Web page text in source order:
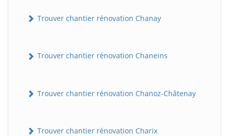
Trouver chantier rénovation Chanay
Trouver chantier rénovation Chaneins
Trouver chantier rénovation Chanoz-Châtenay
Trouver chantier rénovation Charix